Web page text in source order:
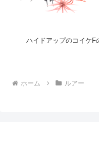
ハイドアップのコイケF
ホーム ルアー